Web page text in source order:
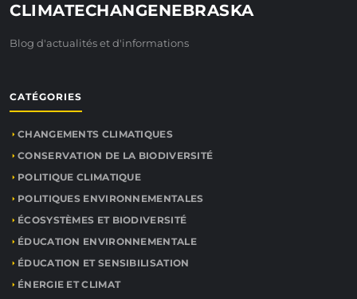
CLIMATECHANGENEBRASKA
Blog d'actualités et d'informations
CATÉGORIES
CHANGEMENTS CLIMATIQUES
CONSERVATION DE LA BIODIVERSITÉ
POLITIQUE CLIMATIQUE
POLITIQUES ENVIRONNEMENTALES
ÉCOSYSTÈMES ET BIODIVERSITÉ
ÉDUCATION ENVIRONNEMENTALE
ÉDUCATION ET SENSIBILISATION
ÉNERGIE ET CLIMAT